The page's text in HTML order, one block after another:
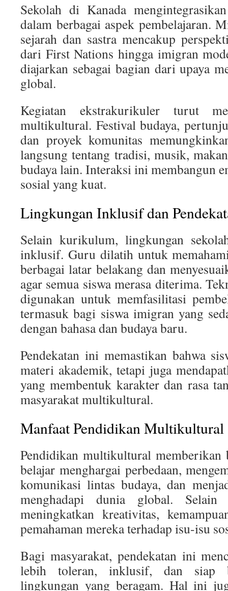
Sekolah di Kanada
dalam berbagai aspek pembelajaran.
sejarah dan sastra mencakup
dari First Nations hingga imigran
diajarkan sebagai bagian dari upaya
global.
Kegiatan ekstrakurikuler turut
multikultural. Festival budaya,
dan proyek komunitas
langsung tentang tradisi, musik,
budaya lain. Interaksi ini membangun
sosial yang kuat.
Lingkungan Inklusif dan
Selain kurikulum, lingkungan
inklusif. Guru dilatih untuk
berbagai latar belakang dan
agar semua siswa merasa diterima.
digunakan untuk memfasilitasi
termasuk bagi siswa imigran yang
dengan bahasa dan budaya baru.
Pendekatan ini memastikan bahwa
materi akademik, tetapi juga
yang membentuk karakter dan rasa
masyarakat multikultural.
Manfaat Pendidikan Multikultural
Pendidikan multikultural memberikan
belajar menghargai perbedaan,
komunikasi lintas budaya, dan
menghadapi dunia global.
meningkatkan kreativitas,
pemahaman mereka terhadap isu-isu
Bagi masyarakat, pendekatan ini
lebih toleran, inklusif, dan siap
lingkungan yang beragam. Hal ini